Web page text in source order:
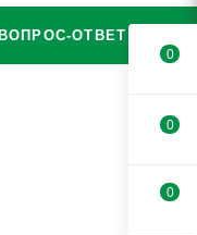
ВОПРОС-ОТВЕТ
0
0
0